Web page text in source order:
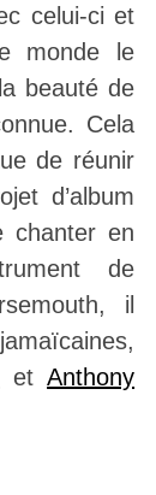
celui-ci et
monde le
beauté de
Cela
de réunir
d’album
chanter en
de
il
etAnthony